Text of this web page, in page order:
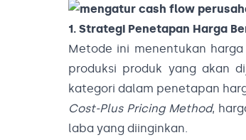
1. Strategi Penetapan Harga
Metode ini menentukan
produksi produk yang akan
kategori dalam penetapan
Cost-Plus Pricing Method,
laba yang diinginkan.